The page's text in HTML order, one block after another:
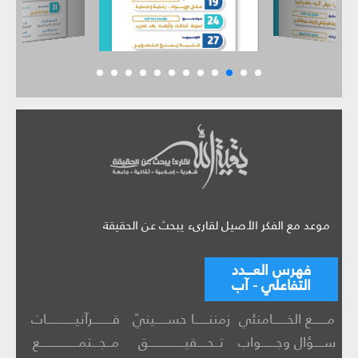
موعد مع الفكر الأصيل لقارىء يبحث عن الحقيقة
فهرس العـــدد
التفاعلي - آب
مــــــع الخــــــامنئي زمننــــــا حســـــينيّ
قــــــــرآنيــــــــــــات
ســــؤال وجــــــواب
تــحــــقيـــــــــــــــق مــجـــتمــــــــــــــــع